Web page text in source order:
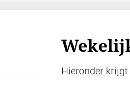
Hieronder